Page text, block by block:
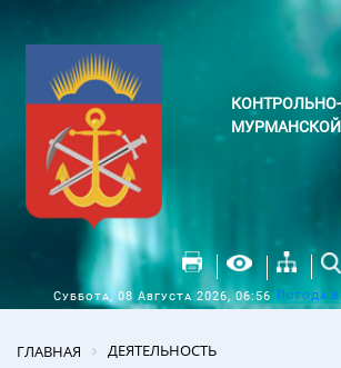
Суббота, 08 Августа 2026, 06:56 Погода
ГЛАВНАЯ
ДЕЯТЕЛЬНОСТЬ